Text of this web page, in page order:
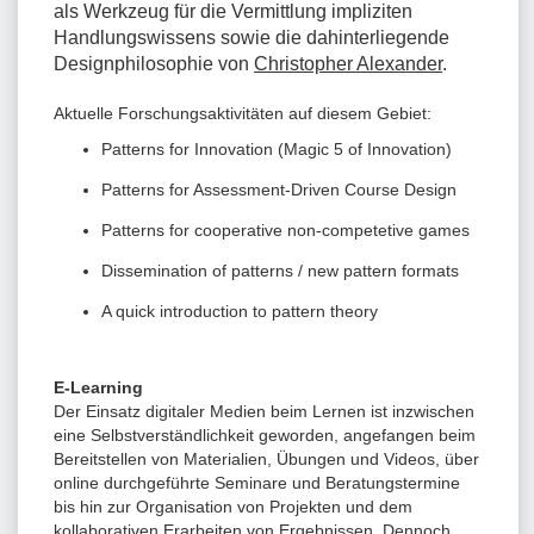
als Werkzeug für die Vermittlung impliziten
Handlungswissens sowie die dahinterliegende
Designphilosophie von Christopher Alexander.
Aktuelle Forschungsaktivitäten auf diesem Gebiet:
Patterns for Innovation (Magic 5 of Innovation)
Patterns for Assessment-Driven Course Design
Patterns for cooperative non-competetive games
Dissemination of patterns / new pattern formats
A quick introduction to pattern theory
E-Learning
Der Einsatz digitaler Medien beim Lernen ist inzwischen
eine Selbstverständlichkeit geworden, angefangen beim
Bereitstellen von Materialien, Übungen und Videos, über
online durchgeführte Seminare und Beratungstermine
bis hin zur Organisation von Projekten und dem